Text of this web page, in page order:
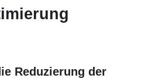
Reduzierung der